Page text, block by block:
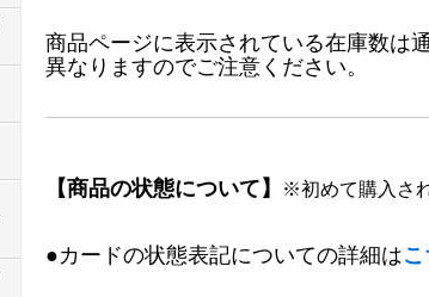
商品ページに表示されている在庫数は
異なりますのでご注意ください。
【商品の状態について】 ※初めて購入さ
●カードの状態表記についての詳細は